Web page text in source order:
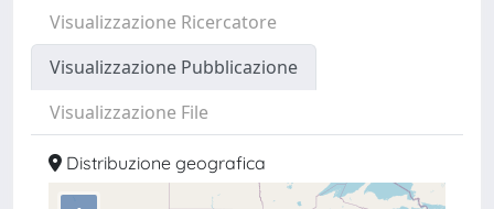
Visualizzazione Ricercatore
Visualizzazione Pubblicazione
Visualizzazione File
Distribuzione geografica